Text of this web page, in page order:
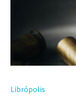
Librópolis